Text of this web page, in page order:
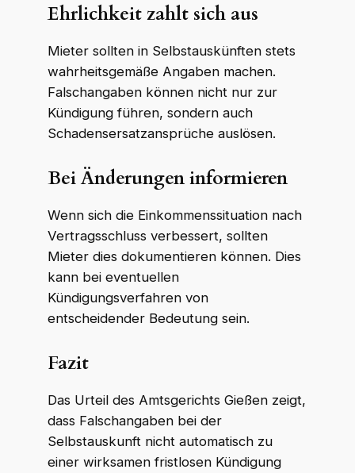
Ehrlichkeit zahlt sich aus
Mieter sollten in Selbstauskünften stets
wahrheitsgemäße Angaben machen.
Falschangaben können nicht nur zur
Kündigung führen, sondern auch
Schadensersatzansprüche auslösen.
Bei Änderungen informieren
Wenn sich die Einkommenssituation nach
Vertragsschluss verbessert, sollten
Mieter dies dokumentieren können. Dies
kann bei eventuellen
Kündigungsverfahren von
entscheidender Bedeutung sein.
Fazit
Das Urteil des Amtsgerichts Gießen zeigt,
dass Falschangaben bei der
Selbstauskunft nicht automatisch zu
einer wirksamen fristlosen Kündigung